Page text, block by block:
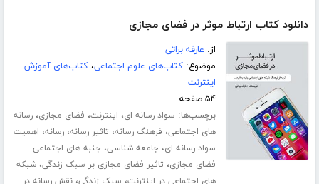
دانلود کتاب ارتباط موثر در فضای مجازی
از: عارفه براتی
موضوع:کتاب‌های علوم اجتماعی،کتاب‌های آموزش
اینترنت
۵۴ صفحه
برچسب‌ها: سواد رسانه ای، اینترنت، فضای مجازی،رسانه
های اجتماعی، فرهنگ رسانه، تاثیر رسانه،رسانه، اهمیت
سواد رسانه ای، جامعه شناسی، جنبه های اجتماعی
فضای مجازی، تاثیر فضای مجازی بر سبک زندگی،شبکه
های اجتماعی در اینترنت سبک زندگی نقش رسانه در